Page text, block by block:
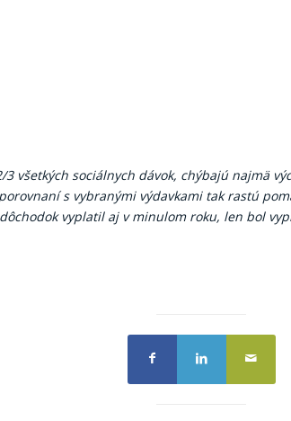
všetkých sociálnych dávok, chýbajú najmä
s vybranými výdavkami tak rastú
vyplatil aj v minulom roku, len bol